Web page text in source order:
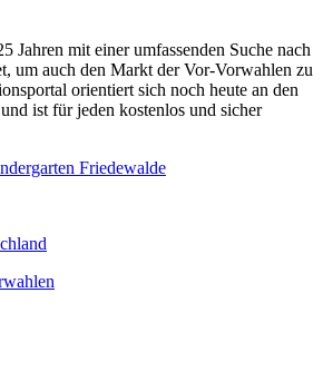
Jahren mit einer umfassenden Suche nach
um auch den Markt der Vor-Vorwahlen zu
orientiert sich noch heute an den
ist für jeden kostenlos und sicher
Friedewalde